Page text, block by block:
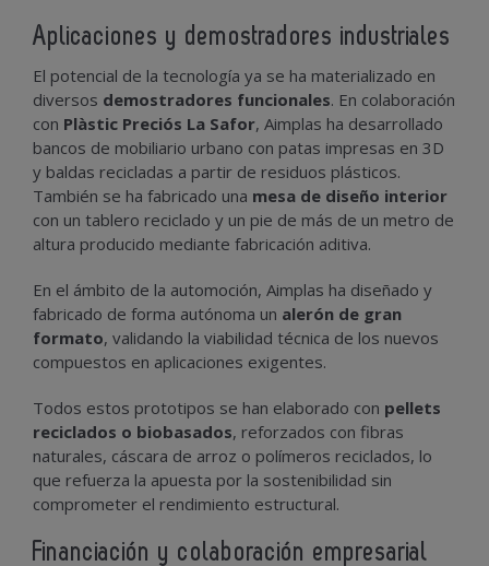
Aplicaciones y demostradores industriales
El potencial de la tecnología ya se ha materializado en
diversos demostradores funcionales. En colaboración
con Plàstic Preciós La Safor, Aimplas ha desarrollado
bancos de mobiliario urbano con patas impresas en 3D
y baldas recicladas a partir de residuos plásticos.
También se ha fabricado una mesa de diseño interior
con un tablero reciclado y un pie de más de un metro de
altura producido mediante fabricación aditiva.
En el ámbito de la automoción, Aimplas ha diseñado y
fabricado de forma autónoma un alerón de gran
formato, validando la viabilidad técnica de los nuevos
compuestos en aplicaciones exigentes.
Todos estos prototipos se han elaborado con pellets
reciclados o biobasados, reforzados con fibras
naturales, cáscara de arroz o polímeros reciclados, lo
que refuerza la apuesta por la sostenibilidad sin
comprometer el rendimiento estructural.
Financiación y colaboración empresarial